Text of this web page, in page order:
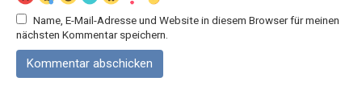
Name, E-Mail-Adresse und Website in diesem Browser für meinen
nächsten Kommentar speichern.